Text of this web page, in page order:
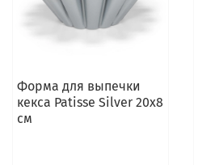
Форма для выпечки
кекса Patisse Silver 20х8
см